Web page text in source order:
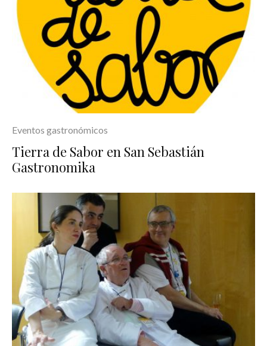
Eventos gastronómicos
Tierra de Sabor en San Sebastián
Gastronomika